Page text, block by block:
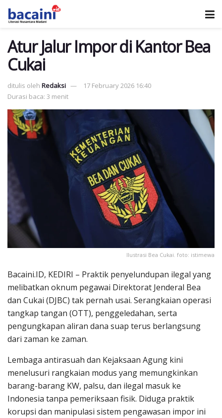
Atur Jalur Impor di Kantor Bea
Cukai
ditulis oleh Redaksi
17 February 2026 16:40
Durasi baca: 3 menit
Ilustrasi Bea Cukai. foto: istimewa
Bacaini.ID, KEDIRI – Praktik penyelundupan ilegal yang
melibatkan oknum pegawai Direktorat Jenderal Bea
dan Cukai (DJBC) tak pernah usai. Serangkaian operasi
tangkap tangan (OTT), penggeledahan, serta
pengungkapan aliran dana suap terus berlangsung
dari zaman ke zaman.
Lembaga antirasuah dan Kejaksaan Agung kini
menelusuri rangkaian modus yang memungkinkan
barang-barang KW, palsu, dan ilegal masuk ke
Indonesia tanpa pemeriksaan fisik. Diduga praktik
korupsi dan manipulasi sistem pengawasan impor ini